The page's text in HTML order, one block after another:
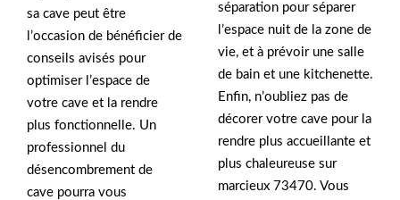
sa cave peut être
l’occasion de bénéficier de
conseils avisés pour
optimiser l’espace de
votre cave et la rendre
plus fonctionnelle. Un
professionnel du
désencombrement de
cave pourra vous
séparation pour séparer
l’espace nuit de la zone de
vie, et à prévoir une salle
de bain et une kitchenette.
Enfin, n’oubliez pas de
décorer votre cave pour la
rendre plus accueillante et
plus chaleureuse sur
marcieux 73470. Vous